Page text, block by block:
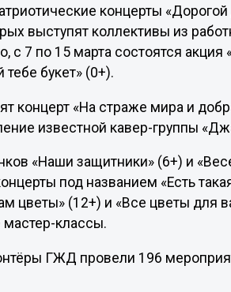
концерты
выступят коллективы из
с 7 по 15 марта состоятся
букет» (0+).
концерт «На страже мира и
известной кавер-группы
«Наши защитники» (6+) и
под названием «Есть
цветы» (12+) и «Все цветы для
мастер-классы.
ГЖД провели 196